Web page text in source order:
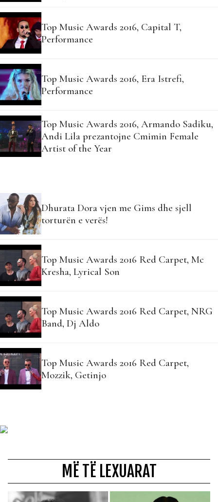
Top Music Awards 2016, Capital T,
Performance
Top Music Awards 2016, Era Istrefi,
Performance
Top Music Awards 2016, Armando Sadiku,
Andi Lila prezantojne Cmimin Female
Artist of the Year
Dhurata Dora vjen me Gims dhe sjell
torturën e verës!
Top Music Awards 2016 Red Carpet, Mc
Kresha, Lyrical Son
Top Music Awards 2016 Red Carpet, NRG
Band, Dj Aldo
Top Music Awards 2016 Red Carpet,
Mozzik, Getinjo
MË TË LEXUARAT